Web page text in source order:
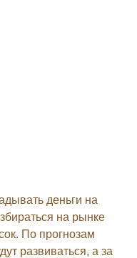
деньги на
на рынке
По прогнозам
развиваться, а за